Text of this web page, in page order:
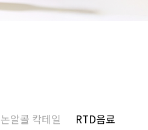
논알콜 칵테일 RTD음료